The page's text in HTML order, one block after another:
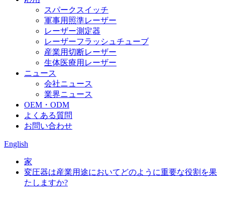
スパークスイッチ
軍事用照準レーザー
レーザー測定器
レーザーフラッシュチューブ
産業用切断レーザー
生体医療用レーザー
ニュース
会社ニュース
業界ニュース
OEM・ODM
よくある質問
お問い合わせ
English
家
変圧器は産業用途においてどのように重要な役割を果
たしますか?